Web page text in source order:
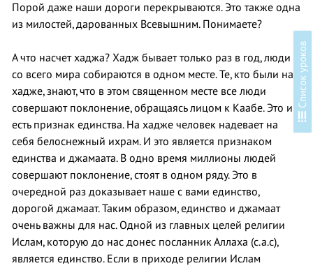
в
Порой даже наши дороги перекрываются. Это также одна
из милостей, дарованных Всевышним. Понимаете?
А что насчет хаджа? Хадж бывает только раз в год, люди
со всего мира собираются в одном месте. Те, кто были на
хадже, знают, что в этом священном месте все люди
совершают поклонение, обращаясь лицом к Каабе. Это и
есть признак единства. На хадже человек надевает на
себя белоснежный ихрам. И это является признаком
единства и джамаата. В одно время миллионы людей
совершают поклонение, стоят в одном ряду. Это в
очередной раз доказывает наше с вами единство,
дорогой джамаат. Таким образом, единство и джамаат
очень важны для нас. Одной из главных целей религии
Ислам, которую до нас донес посланник Аллаха (с.а.с),
является единство. Если в приходе религии Ислам